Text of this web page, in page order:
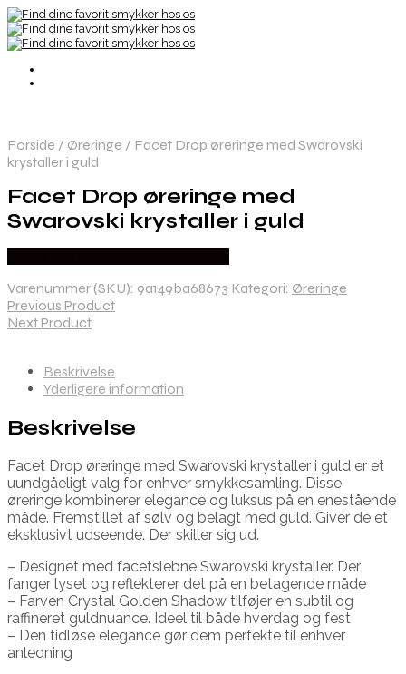
Forside / Øreringe / Facet Drop øreringe med Swarovski
krystaller i guld
Facet Drop øreringe med
Swarovski krystaller i guld
Varenummer (SKU): 9a149ba68673 Kategori: Øreringe
Previous Product
Next Product
Beskrivelse
Yderligere information
Beskrivelse
Facet Drop øreringe med Swarovski krystaller i guld er et
uundgåeligt valg for enhver smykkesamling. Disse
øreringe kombinerer elegance og luksus på en enestående
måde. Fremstillet af sølv og belagt med guld. Giver de et
eksklusivt udseende. Der skiller sig ud.
– Designet med facetslebne Swarovski krystaller. Der
fanger lyset og reflekterer det på en betagende måde
– Farven Crystal Golden Shadow tilføjer en subtil og
raffineret guldnuance. Ideel til både hverdag og fest
– Den tidløse elegance gør dem perfekte til enhver
anledning